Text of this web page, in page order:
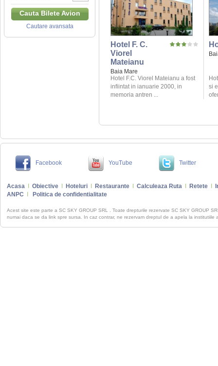
Cauta Bilete Avion
Cautare avansata
Hotel F. C.
Viorel
Mateianu
Baia Mare
Hotel F.C. Viorel Mateianu a fost
infiintat in ianuarie 2000, in
memoria antren ...
si
Facebook YouTube Twitter
Acasa Obiective Hoteluri Restaurante Calculeaza Ruta Retete
ANPC
Politica de confidentialitate
Acest site este parte a SC SKY GROUP SRL . Toate drepturile rezervate SC SKY GROUP
numai daca se da link spre sursa. In caz contrar, ne rezervam dreptul de a apela la institutiile